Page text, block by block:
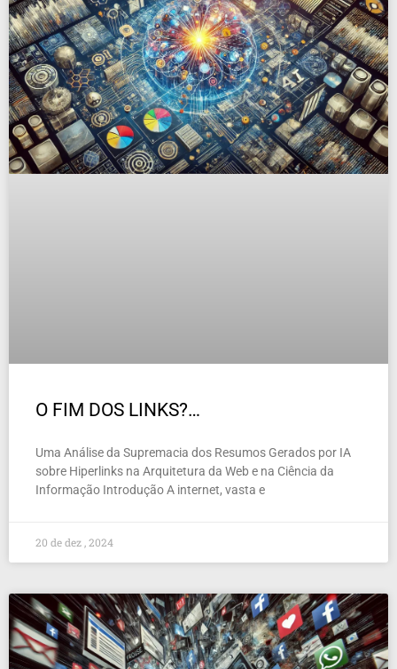
O FIM DOS LINKS?…
Uma Análise da Supremacia dos Resumos Gerados por IA
sobre Hiperlinks na Arquitetura da Web e na Ciência da
Informação Introdução A internet, vasta e
20 de dez , 2024